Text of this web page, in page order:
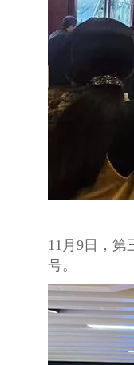
11月9日，第
号。